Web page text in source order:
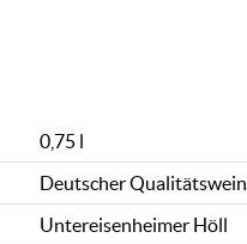
0,75 l
Deutscher Qualitätswein
Untereisenheimer Höll